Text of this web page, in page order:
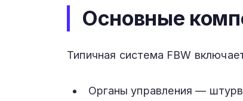
Основные
Типичная система FBW
Органы управления —